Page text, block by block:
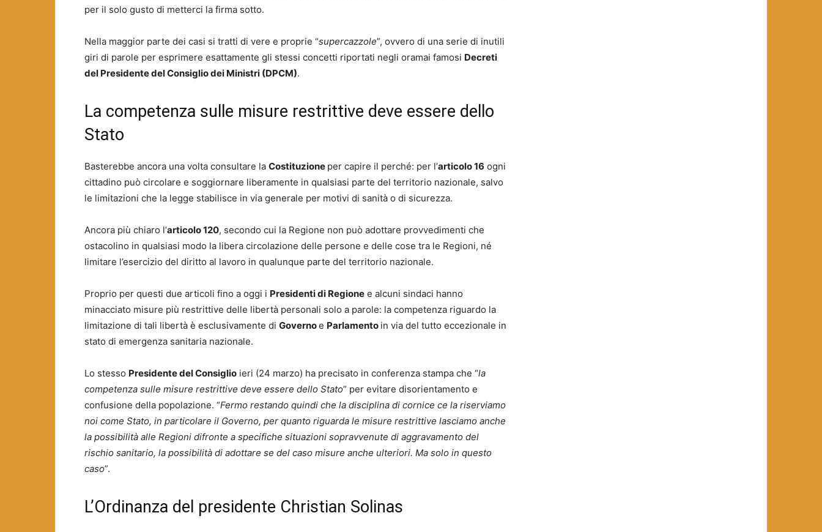
per il solo gusto di metterci la firma sotto.
Nella maggior parte dei casi si tratti di vere e proprie “supercazzole”, ovvero di una serie di inutili
giri di parole per esprimere esattamente gli stessi concetti riportati negli oramai famosi Decreti
del Presidente del Consiglio dei Ministri (DPCM).
La competenza sulle misure restrittive deve essere dello
Stato
Basterebbe ancora una volta consultare la Costituzione per capire il perché: per l’articolo 16 ogni
cittadino può circolare e soggiornare liberamente in qualsiasi parte del territorio nazionale, salvo
le limitazioni che la legge stabilisce in via generale per motivi di sanità o di sicurezza.
Ancora più chiaro l’articolo 120, secondo cui la Regione non può adottare provvedimenti che
ostacolino in qualsiasi modo la libera circolazione delle persone e delle cose tra le Regioni, né
limitare l’esercizio del diritto al lavoro in qualunque parte del territorio nazionale.
Proprio per questi due articoli fino a oggi i Presidenti di Regione e alcuni sindaci hanno
minacciato misure più restrittive delle libertà personali solo a parole: la competenza riguardo la
limitazione di tali libertà è esclusivamente di Governoe Parlamento in via del tutto eccezionale in
stato di emergenza sanitaria nazionale.
Lo stesso Presidente del Consiglio ieri (24 marzo) ha precisato in conferenza stampa che “la
competenza sulle misure restrittive deve essere dello Stato” per evitare disorientamento e
confusione della popolazione. “Fermo restando quindi che la disciplina di cornice ce la riserviamo
noi come Stato, in particolare il Governo, per quanto riguarda le misure restrittive lasciamo anche
la possibilità alle Regioni difronte a specifiche situazioni sopravvenute di aggravamento del
rischio sanitario, la possibilità di adottare se del caso misure anche ulteriori. Ma solo in questo
caso”.
L’Ordinanza del presidente Christian Solinas